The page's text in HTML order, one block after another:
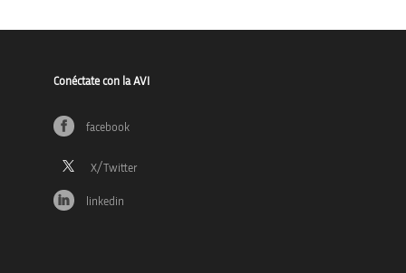
Conéctate con la AVI
facebook
linkedin